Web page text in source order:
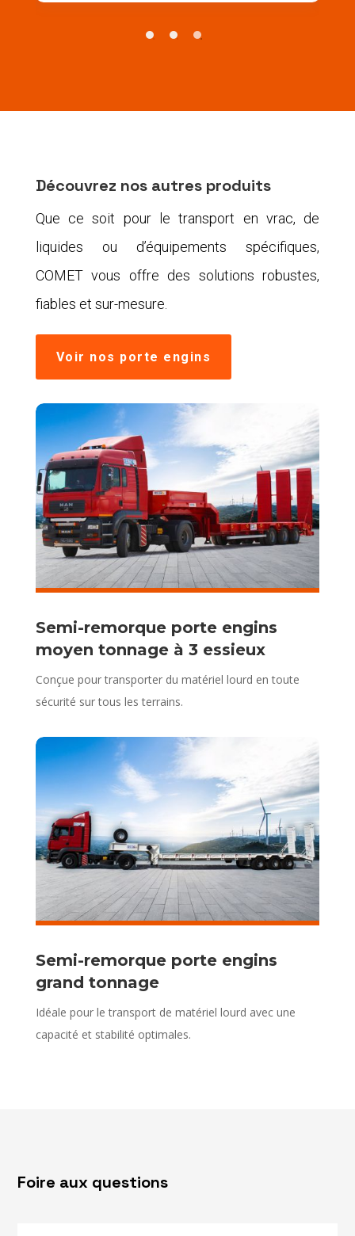
Découvrez nos autres produits
Que ce soit pour le transport en vrac, de
liquides ou d’équipements spécifiques,
COMET vous offre des solutions robustes,
fiables et sur-mesure.
Voir nos porte engins
Semi-remorque porte engins
moyen tonnage à 3 essieux
Conçue pour transporter du matériel lourd en toute
sécurité sur tous les terrains.
Semi-remorque porte engins
grand tonnage
Idéale pour le transport de matériel lourd avec une
capacité et stabilité optimales.
Foire aux questions